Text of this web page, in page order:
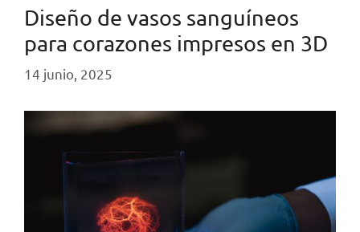
Diseño de vasos sanguíneos
para corazones impresos en 3D
14 junio, 2025